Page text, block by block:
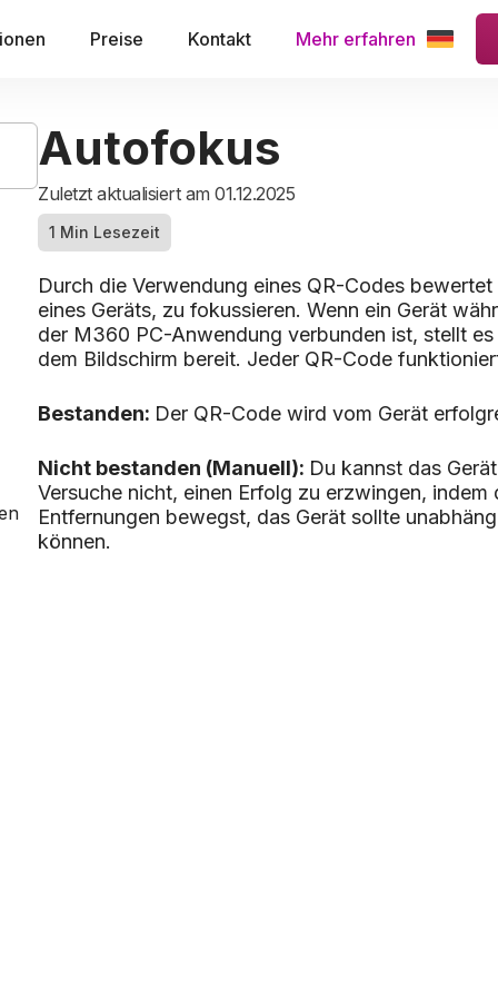
Preise Kontakt Mehr erfahren
Autofokus
Zuletzt aktualisiert am 01.12.2025
1 Min Lesezeit
Durch die Verwendung eines QR-Codes
eines Geräts, zu fokussieren. Wenn ein Gerät
der M360 PC-Anwendung verbunden ist, stellt
dem Bildschirm bereit. Jeder QR-Code
Bestanden: Der QR-Code wird vom Gerät
Nicht bestanden (Manuell): Du kannst das
Versuche nicht, einen Erfolg zu erzwingen, indem
Entfernungen bewegst, das Gerät sollte
können.